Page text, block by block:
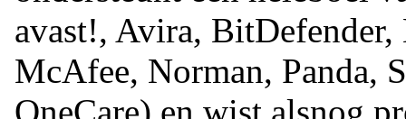
avast!, Avira, BitDefender,
McAfee, Norman, Panda,
OneCare) en wist alsnog